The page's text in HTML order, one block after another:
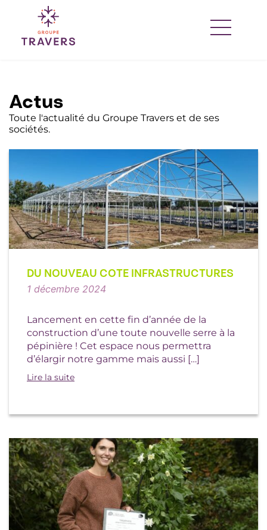
contenu
Actus
Toute l'actualité du Groupe Travers et de ses
sociétés.
DU NOUVEAU COTE INFRASTRUCTURES
1 décembre 2024
Lancement en cette fin d’année de la
construction d’une toute nouvelle serre à la
pépinière ! Cet espace nous permettra
d’élargir notre gamme mais aussi […]
Lire la suite